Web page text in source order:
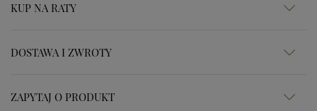
KUP NA RATY
DOSTAWA I ZWROTY
ZAPYTAJ O PRODUKT